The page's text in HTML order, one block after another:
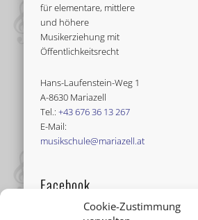
Cookie-Zustimmung
für elementare, mittlere
und höhere
Musikerziehung mit
Öffentlichkeitsrecht
Hans-Laufenstein-Weg 1
A-8630 Mariazell
Tel.:+43 676 36 13 267
E-Mail:
musikschule@mariazell.at
Facebook